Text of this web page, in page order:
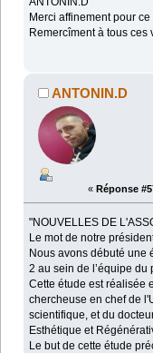
Merci affinement pour
Remercîment à tous ces
ANTONIN.D
« Réponse
"NOUVELLES DE
Le mot de notre
Nous avons débuté une
2 au sein de l’équipe du
Cette étude est réalisée
chercheuse en chef de
scientifique, et du
Esthétique et
Le but de cette étude